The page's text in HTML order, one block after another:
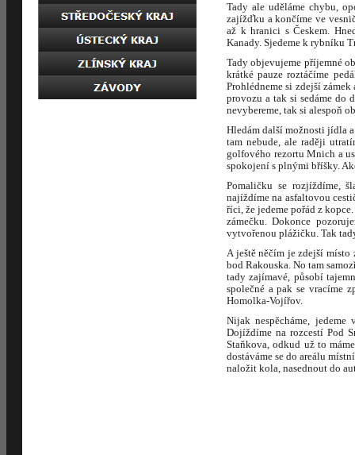
Tady ale uděláme chybu,
zajížďku a končíme ve
až k hranici s Českem.
Kanady. Sjedeme k rybníku
Tady objevujeme příjemné
krátké pauze roztáčíme
Prohlédneme si zdejší
provozu a tak si sedáme do
nevybereme, tak si alespoň
Hledám další možnosti jídla
tam nebude, ale raději
golfového rezortu Mnich a
spokojení s plnými bříšky.
Pomaličku se rozjíždíme,
najíždíme na asfaltovou
říci, že jedeme pořád z
zámečku. Dokonce
vytvořenou plážičku. Tak
A ještě něčím je zdejší místo
bod Rakouska. No tam
tady zajímavé, působí
společné a pak se vracíme
Homolka-Vojířov.
Nijak nespěcháme,
Dojíždíme na rozcestí Pod
Staňkova, odkud už to
dostáváme se do areálu
naložit kola, nasednout do